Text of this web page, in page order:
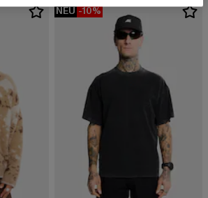
NEU -10%